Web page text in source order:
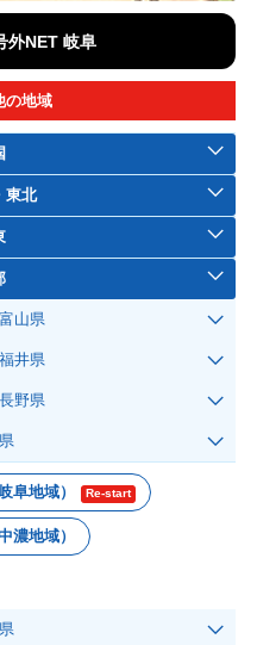
外NET 岐阜
の地域
東北
山県
井県
野県
阜地域） Re-start
濃地域）